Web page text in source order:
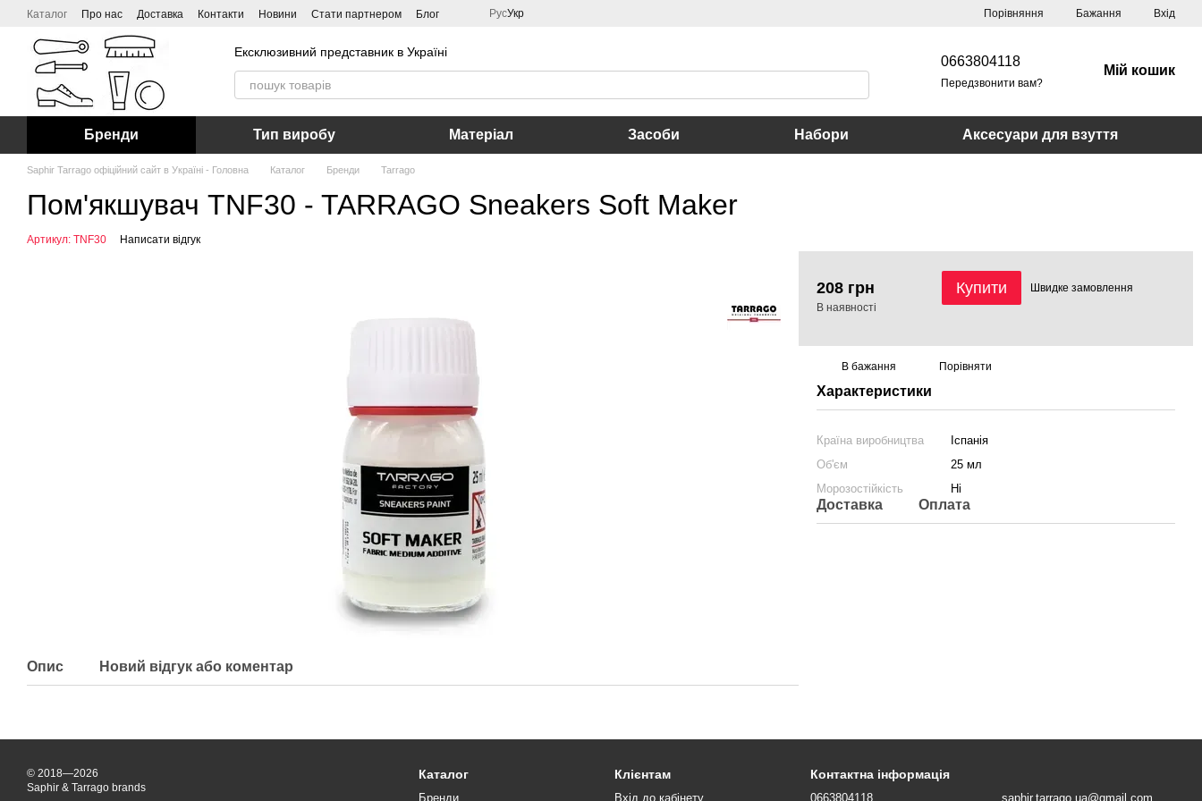
Перейти до основного контенту
Каталог Про нас Доставка Контакти Новини Стати партнером Блог РусУкр Порівняння Бажання Вхід
Ексклюзивний представник в Україні
0663804118
Передзвонити вам?
Мій кошик
Бренди Тип виробу Матеріал Засоби Набори Аксесуари для взуття
Saphir Tarrago офіційний сайт в Україні - Головна Каталог Бренди Tarrago
Пом'якшувач TNF30 - TARRAGO Sneakers Soft Maker
Артикул: TNF30 Написати відгук
Опис Новий відгук або коментар
208 грн
В наявності
Купити Швидкезамовлення
В бажання Порівняти
Характеристики
Країна виробництва
Іспанія
Об'єм
25 мл
Морозостійкість
Ні
Доставка Оплата
© 2018—2026
Saphir & Tarrago brands
Каталог
Бренди
Клієнтам
Вхід до кабінету
Контактна інформація
0663804118 saphir.tarrago.ua@gmail.com